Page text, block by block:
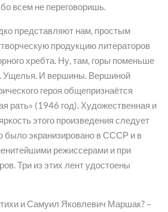
всем не переговоришь.
представляют нам, простым
продукцию литераторов
хребта. Ну, там, горы поменьше
Ущелья. И вершины. Вершиной
героя общепризнаётся
рать» (1946 год). Художественная и
этого произведения следует
было экранизировано в СССР и в
режиссерами и при
Три из этих лент удостоены
и Самуил Яковлевич Маршак? –